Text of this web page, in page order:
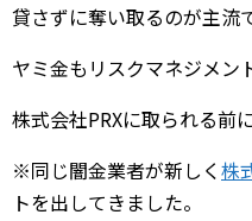
貸さずに奪い取るのが主流
ヤミ金もリスクマネジメン
株式会社PRXに取られる前
※同じ闇金業者が新しく株
トを出してきました。